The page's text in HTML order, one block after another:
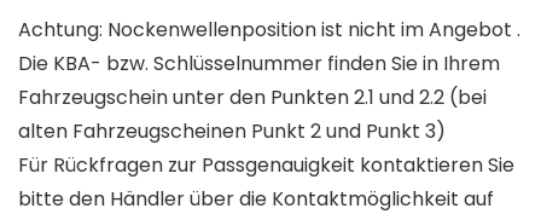
Achtung: Nockenwellenposition ist nicht im Angebot .
Die KBA- bzw. Schlüsselnummer finden Sie in Ihrem
Fahrzeugschein unter den Punkten 2.1 und 2.2 (bei
alten Fahrzeugscheinen Punkt 2 und Punkt 3)
Für Rückfragen zur Passgenauigkeit kontaktieren Sie
bitte den Händler über die Kontaktmöglichkeit auf